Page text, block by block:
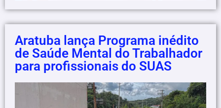
Aratuba lança Programa inédito
de Saúde Mental do Trabalhador
para profissionais do SUAS